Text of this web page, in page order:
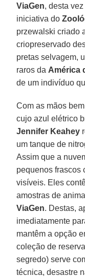
ViaGen, desta
iniciativa do
przewalski criado
criopreservado
pretas selvagem,
raros da América
de um indivíduo
Com as mãos
cujo azul elétrico
Jennifer Keahey
um tanque de
Assim que a
pequenos frascos
visíveis. Eles
amostras de
ViaGen. Destas,
imediatamente
mantêm a opção
coleção de
segredo) serve
técnica, desastre